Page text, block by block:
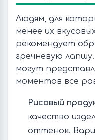
Людям, для
менее их
рекомендует
гречневую
могут
моментов все
Рисовый
качество
оттенок.